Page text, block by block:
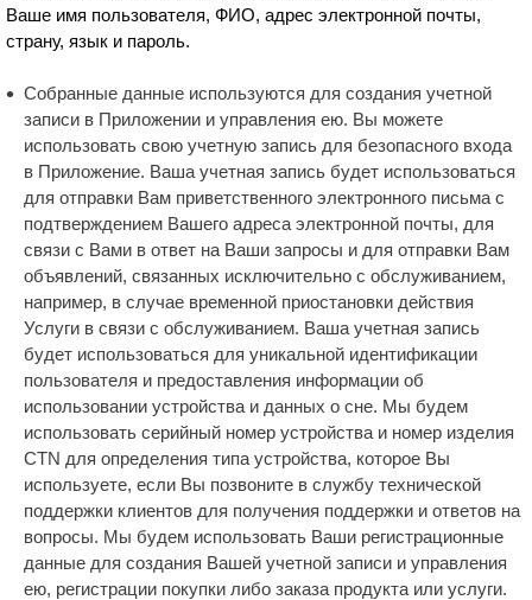
Ваше имя пользователя, ФИО, адрес электронной почты,
страну, язык и пароль.
Собранные данные используются для создания учетной
записи в Приложении и управления ею. Вы можете
использовать свою учетную запись для безопасного входа
в Приложение. Ваша учетная запись будет использоваться
для отправки Вам приветственного электронного письма с
подтверждением Вашего адреса электронной почты, для
связи с Вами в ответ на Ваши запросы и для отправки Вам
объявлений, связанных исключительно с обслуживанием,
например, в случае временной приостановки действия
Услуги в связи с обслуживанием. Ваша учетная запись
будет использоваться для уникальной идентификации
пользователя и предоставления информации об
использовании устройства и данных о сне. Мы будем
использовать серийный номер устройства и номер изделия
CTN для определения типа устройства, которое Вы
используете, если Вы позвоните в службу технической
поддержки клиентов для получения поддержки и ответов на
вопросы. Мы будем использовать Ваши регистрационные
данные для создания Вашей учетной записи и управления
ею, регистрации покупки либо заказа продукта или услуги.